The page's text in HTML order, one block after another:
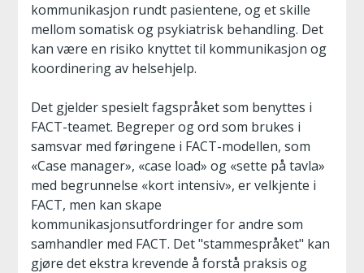
kommunikasjon rundt pasientene, og et skille
mellom somatisk og psykiatrisk behandling. Det
kan være en risiko knyttet til kommunikasjon og
koordinering av helsehjelp.
Det gjelder spesielt fagspråket som benyttes i
FACT-teamet. Begreper og ord som brukes i
samsvar med føringene i FACT-modellen, som
«Case manager», «case load» og «sette på tavla»
med begrunnelse «kort intensiv», er velkjente i
FACT, men kan skape
kommunikasjonsutfordringer for andre som
samhandler med FACT. Det "stammespråket" kan
gjøre det ekstra krevende å forstå praksis og